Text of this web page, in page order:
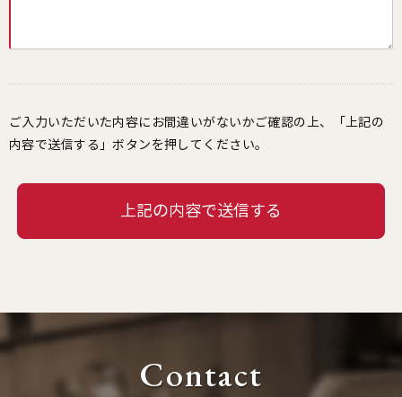
ご入力いただいた内容にお間違いがないかご確認の上、「上記の
内容で送信する」ボタンを押してください。
Contact